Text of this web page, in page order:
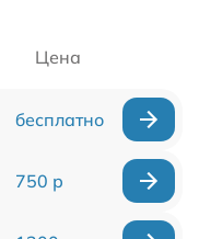
Цена
бесплатно
750 р